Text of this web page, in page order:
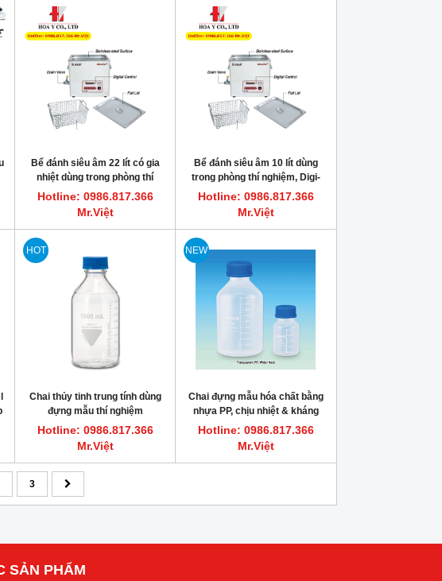
3.5L/giờ CWS-4
Mr.Việt
Dung dịch vệ sinh bơm tiêm sắc ký
HPLC, GC HAMILTON
Hotline: 0986.817.366 Mr.Việt
FLASH POINT REFERENCE
Bể đánh siêu âm 22 lít có gia
nhiệt dùng trong phòng thí
nghiệm, Digi-22H Scilab Korea
Hotline: 0986.817.366
Mr.Việt
Bể đánh siêu âm 10 lít dùng
trong phòng thí nghiệm, Digi-
10H Scilab Korea
Hotline: 0986.817.366
Mr.Việt
HOT
Chai thủy tinh trung tính dùng
đựng mẫu thí nghiệm
Hotline: 0986.817.366
Mr.Việt
NEW
Chai đựng mẫu hóa chất bằng
nhựa PP, chịu nhiệt & kháng
hóa chất ăn mòn tốt
100~5,000ml
Hotline: 0986.817.366
Mr.Việt
3
SẢN PHẨM